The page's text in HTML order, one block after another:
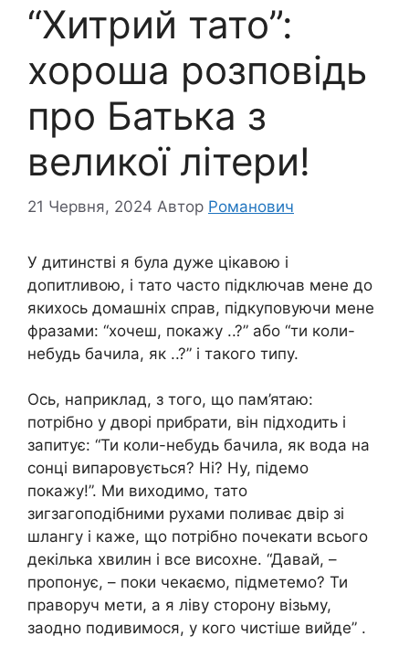
“Хитрий тато”:
хороша розповідь
про Батька з
великої літери!
21 Червня, 2024 Автор Романович
У дитинстві я була дуже цікавою і
допитливою, і тато часто підключав мене до
якихось домашніх справ, підкуповуючи мене
фразами: “хочеш, покажу ..?” або “ти коли-
небудь бачила, як ..?” і такого типу.⁣
Ось, наприклад, з того, що пам’ятаю:
потрібно у дворі прибрати, він підходить і
запитує: “Ти коли-небудь бачила, як вода на
сонці випаровується? Ні? Ну, підемо
покажу!”. ⁣Ми виходимо, тато
зигзагоподібними рухами поливає двір зі
шлангу і каже, що потрібно почекати всього
декілька хвилин і все висохне. “Давай, –
пропонує, – поки чекаємо, підметемо? Ти
праворуч мети, а я ліву сторону візьму,
заодно подивимося, у кого чистіше вийде” .⁣